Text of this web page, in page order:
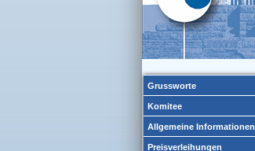
Grussworte
Komitee
Allgemeine Informationen
Preisverleihungen